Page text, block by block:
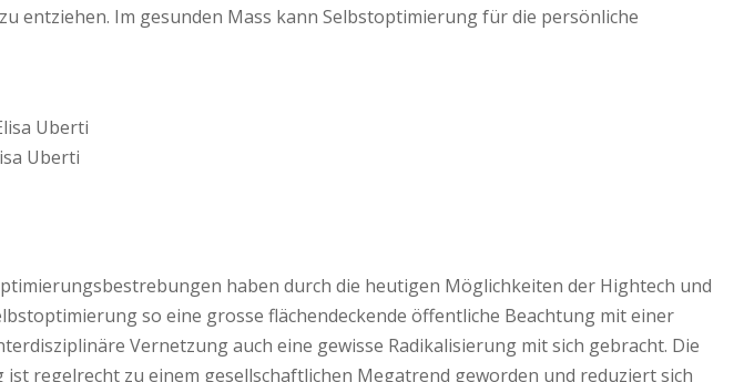
entziehen. Im gesunden Mass kann Selbstoptimierung für die persönliche
Uberti
haben durch die heutigen Möglichkeiten der Hightech und
so eine grosse flächendeckende öffentliche Beachtung mit einer
Vernetzung auch eine gewisse Radikalisierung mit sich gebracht. Die
regelrecht zu einem gesellschaftlichen Megatrend geworden und reduziert sich